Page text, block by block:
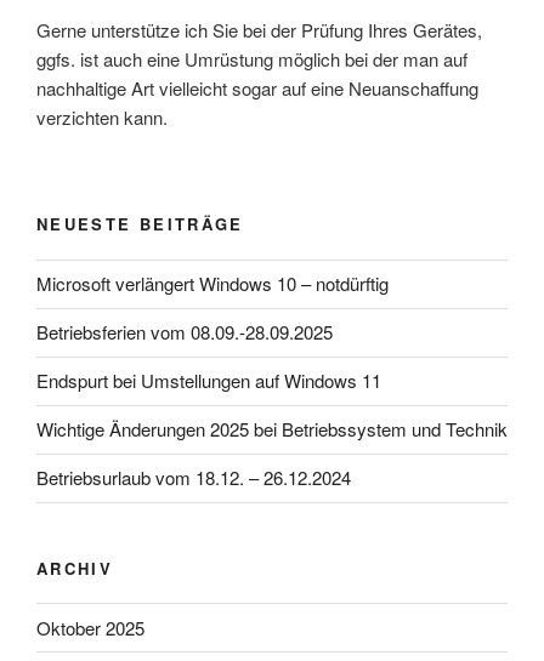
Gerne unterstütze ich Sie bei der Prüfung Ihres Gerätes,
ggfs. ist auch eine Umrüstung möglich bei der man auf
nachhaltige Art vielleicht sogar auf eine Neuanschaffung
verzichten kann.
NEUESTE BEITRÄGE
Microsoft verlängert Windows 10 – notdürftig
Betriebsferien vom 08.09.-28.09.2025
Endspurt bei Umstellungen auf Windows 11
Wichtige Änderungen 2025 bei Betriebssystem und Technik
Betriebsurlaub vom 18.12. – 26.12.2024
ARCHIV
Oktober 2025